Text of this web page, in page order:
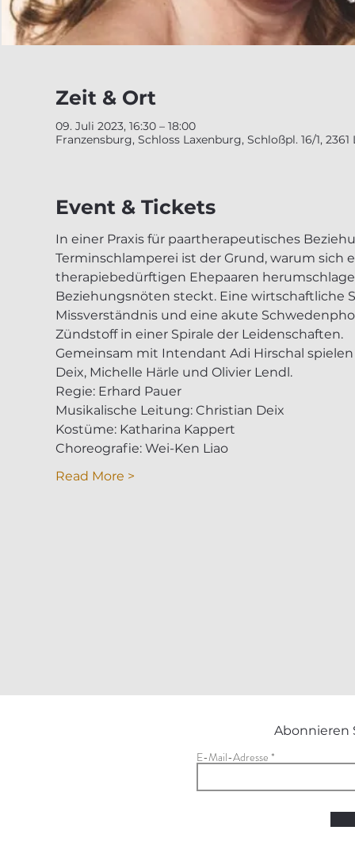
Zeit & Ort
09. Juli 2023, 16:30 – 18:00
Franzensburg, Schloss Laxenburg, Schloßpl. 16/1,
Event & Tickets
In einer Praxis für paartherapeutisches
Terminschlamperei ist der Grund, warum
therapiebedürftigen Ehepaaren
Beziehungsnöten steckt. Eine wirtschaftliche
Missverständnis und eine akute
Zündstoff in einer Spirale der Leidenschaften.
Gemeinsam mit Intendant Adi Hirschal
Deix, Michelle Härle und Olivier Lendl.
Regie: Erhard Pauer
Musikalische Leitung: Christian Deix
Kostüme: Katharina Kappert
Choreografie: Wei-Ken Liao
Read More >
Abonnieren
E-Mail-Adresse